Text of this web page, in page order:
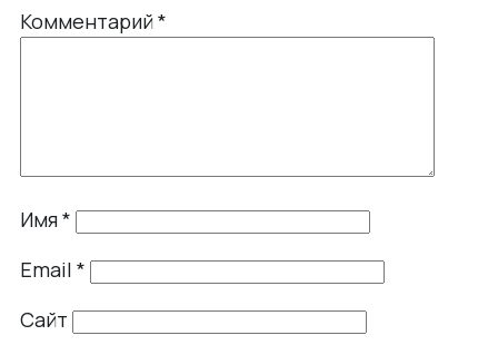
Комментарий*
Имя*
Email *
Сайт